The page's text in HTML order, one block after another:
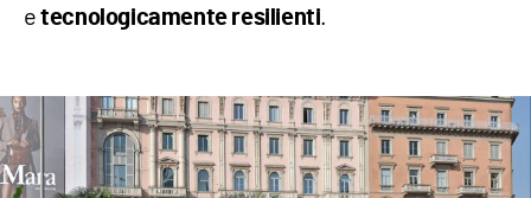
etecnologicamente resilienti.